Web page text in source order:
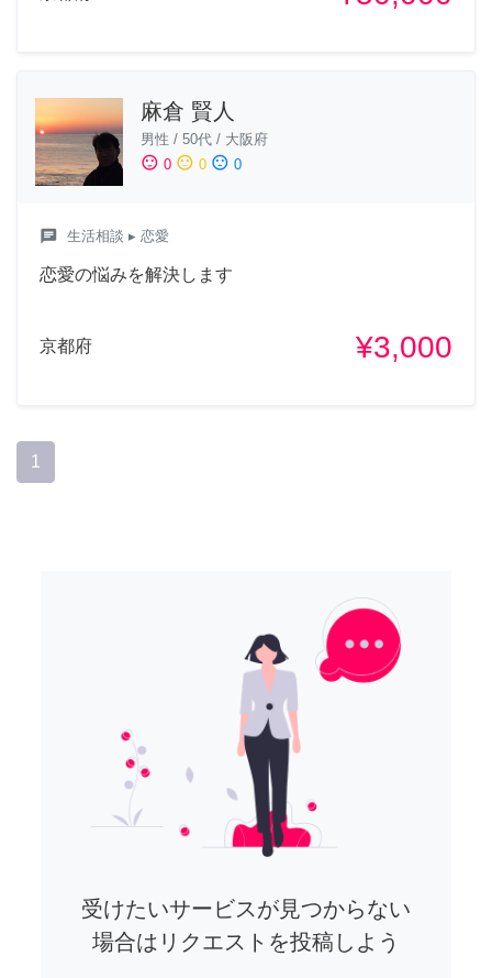
麻倉 賢人
男性 / 50代 / 大阪府
sentiment_satisfied 0 sentiment_neutral 0 sentiment_dissatisfied 0
chat 生活相談 ▸ 恋愛
恋愛の悩みを解決します
京都府 ¥3,000
1
受けたいサービスが見つからない
場合はリクエストを投稿しよう